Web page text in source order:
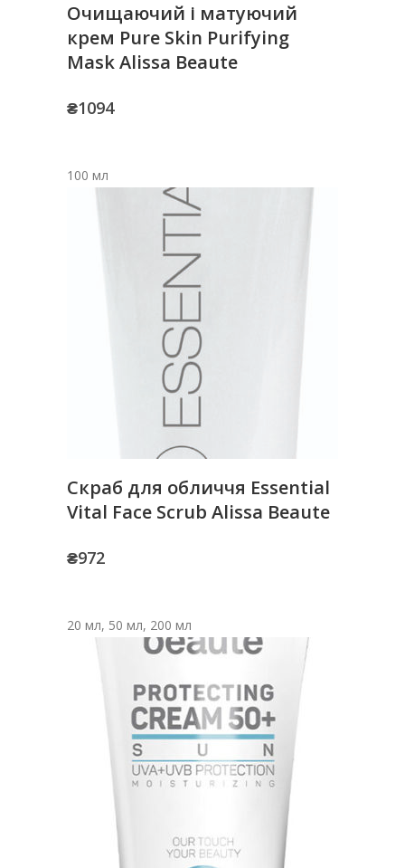
Очищаючий і матуючий
крем Pure Skin Purifying
Mask Alissa Beaute
₴1094
100 мл
Скраб для обличчя Essential
Vital Face Scrub Alissa Beaute
₴972
20 мл, 50 мл, 200 мл